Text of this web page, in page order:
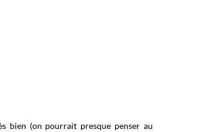
bien (on pourrait presque penser au